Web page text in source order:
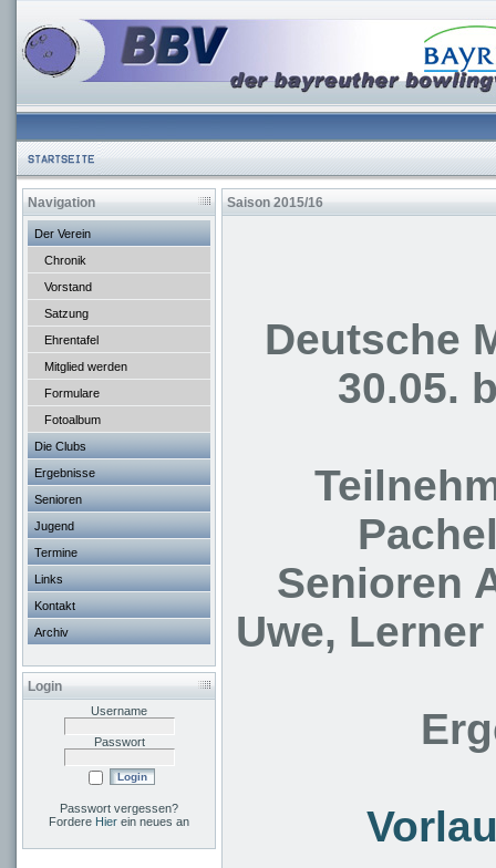
Navigation
Der Verein
Chronik
Vorstand
Satzung
Ehrentafel
Mitglied werden
Formulare
Fotoalbum
Die Clubs
Ergebnisse
Senioren
Jugend
Termine
Links
Kontakt
Archiv
Login
Username
Passwort
Passwort vergessen?
Fordere Hier ein neues an
Saison 2015/16
Deutsche
30.05.
Senioren
Uwe,